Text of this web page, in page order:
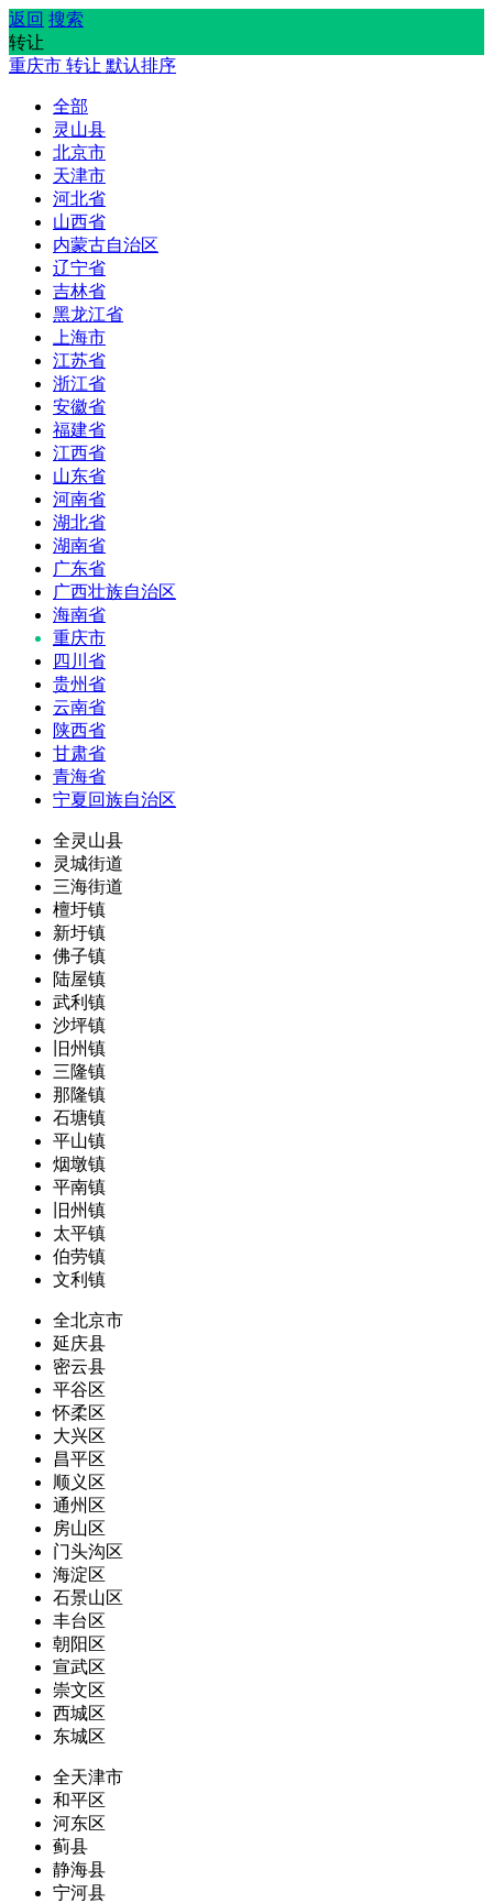
返回 搜索
转让
重庆市 转让 默认排序
全部
灵山县
北京市
天津市
河北省
山西省
内蒙古自治区
辽宁省
吉林省
黑龙江省
上海市
江苏省
浙江省
安徽省
福建省
江西省
山东省
河南省
湖北省
湖南省
广东省
广西壮族自治区
海南省
重庆市
四川省
贵州省
云南省
陕西省
甘肃省
青海省
宁夏回族自治区
全灵山县
灵城街道
三海街道
檀圩镇
新圩镇
佛子镇
陆屋镇
武利镇
沙坪镇
旧州镇
三隆镇
那隆镇
石塘镇
平山镇
烟墩镇
平南镇
旧州镇
太平镇
伯劳镇
文利镇
全北京市
延庆县
密云县
平谷区
怀柔区
大兴区
昌平区
顺义区
通州区
房山区
门头沟区
海淀区
石景山区
丰台区
朝阳区
宣武区
崇文区
西城区
东城区
全天津市
和平区
河东区
蓟县
静海县
宁河县